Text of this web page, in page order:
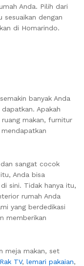
Anda. Pilih dari
sesuaikan dengan
di Homarindo.
banyak Anda
Apakah
makan, furnitur
sangat cocok
Anda bisa
sini. Tidak hanya itu,
rumah Anda
yang berdedikasi
memberikan
meja makan, set
Rak TV, lemari pakaian,